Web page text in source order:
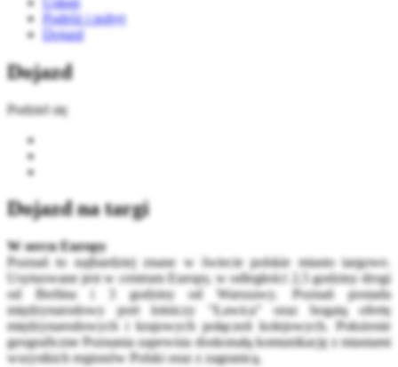
Podróż i pobyt
Dojazd
Dojazd
Podziel się
Dojazd na targi
W sercu Europy
Poznań to najbardziej znane w świecie polskie miasto targowe.
Usytuowane jest w centrum Europy, w odległości 2,5 godziny drogi
od Berlina i 3 godziny od Warszawy. Poznań posiada
międzynarodowy port lotniczy "Ławica" oraz bogatą ofertę
międzynarodowych i krajowych połączeń kolejowych. Położenie
geograficzne Poznania zapewnia doskonałą komunikację z miastami
wszystkich regionów Polski oraz z zagranicą.